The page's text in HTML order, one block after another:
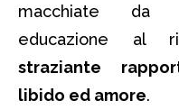
macchiate da
educazione al
straziante
libido ed amore.